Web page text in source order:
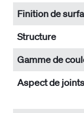
Finition de
Structure
Gamme de
Aspect de joints